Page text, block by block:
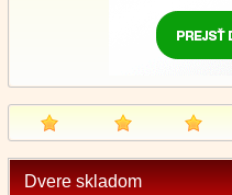
Dvere skladom